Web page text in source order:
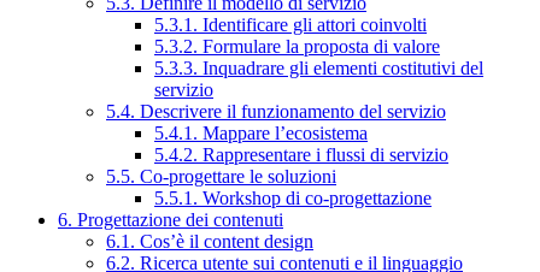
5.3.1. Identificare gli attori coinvolti
5.3.2. Formulare la proposta di valore
5.3.3. Inquadrare gli elementi costitutivi del
servizio
5.4. Descrivere il funzionamento del servizio
5.4.1. Mappare l’ecosistema
5.4.2. Rappresentare i flussi di servizio
5.5. Co-progettare le soluzioni
5.5.1. Workshop di co-progettazione
6. Progettazione dei contenuti
6.1. Cos’è il content design
6.2. Ricerca utente sui contenuti e il linguaggio